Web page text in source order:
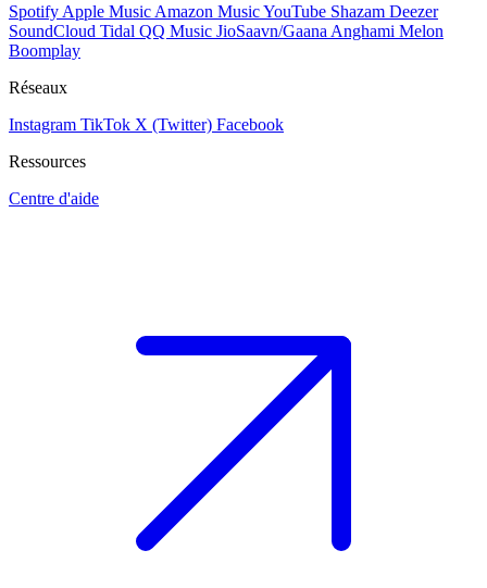
Spotify Apple Music Amazon MusicYouTube Shazam Deezer
SoundCloud Tidal QQ Music JioSaavn/Gaana Anghami Melon
Boomplay
Réseaux
Instagram TikTok X (Twitter) Facebook
Ressources
Centre d'aide